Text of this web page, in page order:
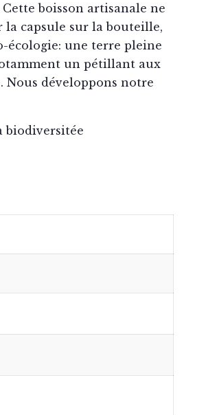
boisson artisanale ne
la capsule sur la bouteille,
écologie: une terre pleine
un pétillant aux
Nous développons notre
biodiversitée